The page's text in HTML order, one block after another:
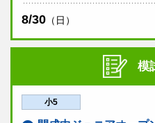
8/30 （日）
模
小5